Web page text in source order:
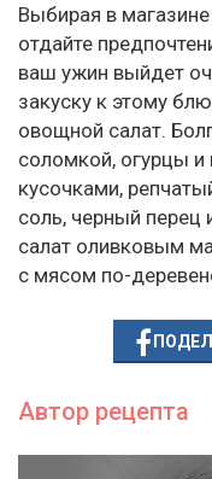
Выбирая в
отдайте
ваш ужин выйдет
закуску к этому
овощной салат.
соломкой, огурцы
кусочками,
соль, черный перец
салат оливковым
с мясом по-
Автор рецепта